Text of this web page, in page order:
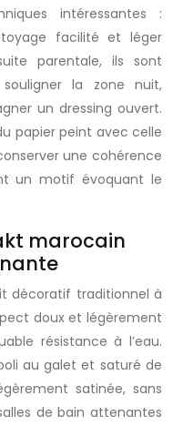
intéressantes :
facilité et léger
parentale, ils sont
la zone nuit,
un dressing ouvert.
papier peint avec celle
une cohérence
un motif évoquant le
marocain
décoratif traditionnel à
doux et légèrement
résistance à l’eau.
au galet et saturé de
satinée, sans
de bain attenantes